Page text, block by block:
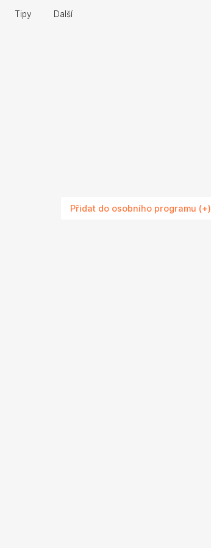
Tipy Další
Přidat do osobního programu (+)